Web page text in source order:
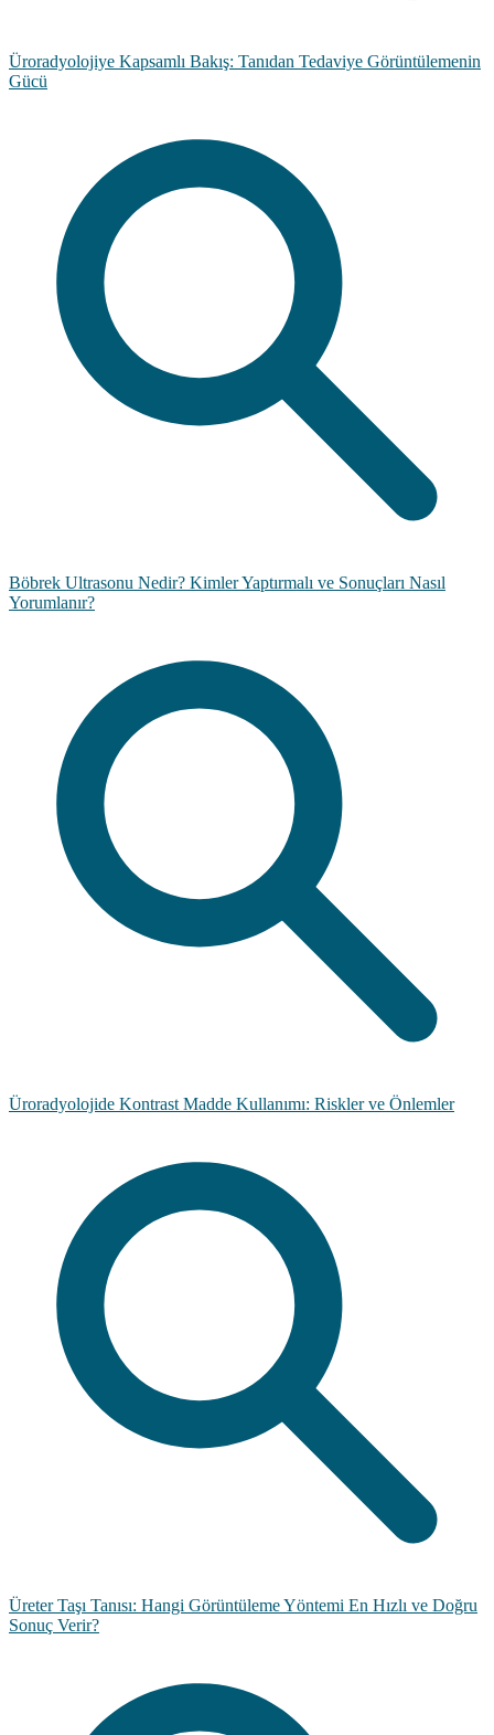
Üroradyolojiye Kapsamlı Bakış: Tanıdan Tedaviye Görüntülemenin
Gücü
Böbrek Ultrasonu Nedir? Kimler Yaptırmalı ve Sonuçları Nasıl
Yorumlanır?
Üroradyolojide Kontrast Madde Kullanımı: Riskler ve Önlemler
Üreter Taşı Tanısı: Hangi Görüntüleme Yöntemi En Hızlı ve Doğru
Sonuç Verir?